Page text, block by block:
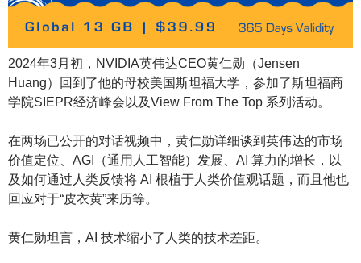
2024年3月初，NVIDIA英伟达CEO黄仁勋（Jensen
Huang）回到了他的母校美国斯坦福大学，参加了斯坦福商
学院SIEPR经济峰会以及View From The Top 系列活动。
在两场已公开的对话视频中，黄仁勋详细谈到英伟达的市场
价值定位、AGI（通用人工智能）发展、AI 算力的增长，以
及如何通过人类反馈将 AI 根植于人类价值观话题，而且他也
回应对于“皮衣黄”来历等。
黄仁勋坦言，AI 技术缩小了人类的技术差距。